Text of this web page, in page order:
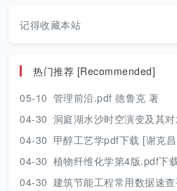
记得收藏本站
热门推荐 [Recommended]
05-10 管理前沿.pdf 德鲁克 著
04-30 洞庭湖水沙时空演变及其对水资源安全
04-30 甲醇工艺学pdf下载 [谢克
04-30 植物纤维化学第4版.pdf下
04-30 建筑节能工程常用数据速查手